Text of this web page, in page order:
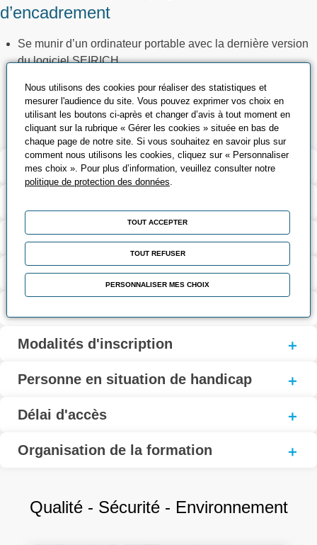
d’encadrement
Se munir d’un ordinateur portable avec la dernière version
du logiciel SEIRICH
utilisation du logiciel SEIRICH et remise d’un support
pédagogique
Validation et certification
Modalités d’évaluation
Contact
Modalités d'inscription
Personne en situation de handicap
Délai d'accès
Organisation de la formation
Qualité - Sécurité - Environnement
Nous utilisons des cookies pour réaliser des statistiques et
mesurer l'audience du site. Vous pouvez exprimer vos choix en
utilisant les boutons ci-après et changer d’avis à tout moment en
cliquant sur la rubrique « Gérer les cookies » située en bas de
chaque page de notre site. Si vous souhaitez en savoir plus sur
comment nous utilisons les cookies, cliquez sur « Personnaliser
mes choix ». Pour plus d’information, veuillez consulter notre
politique de protection des données
TOUT ACCEPTER
TOUT REFUSER
PERSONNALISER MES CHOIX